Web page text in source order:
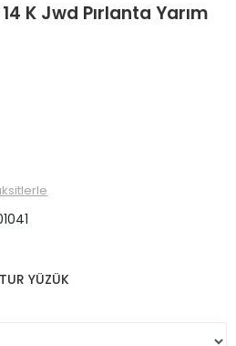
K Jwd Pırlanta Yarım
YÜZÜK